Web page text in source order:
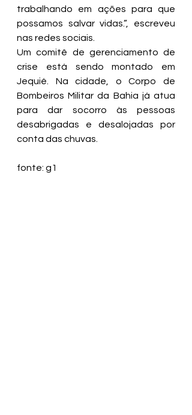
trabalhando em ações para que
possamos salvar vidas.”, escreveu
nas redes sociais.
Um comitê de gerenciamento de
crise está sendo montado em
Jequié. Na cidade, o Corpo de
Bombeiros Militar da Bahia já atua
para dar socorro às pessoas
desabrigadas e desalojadas por
conta das chuvas.
fonte: g1